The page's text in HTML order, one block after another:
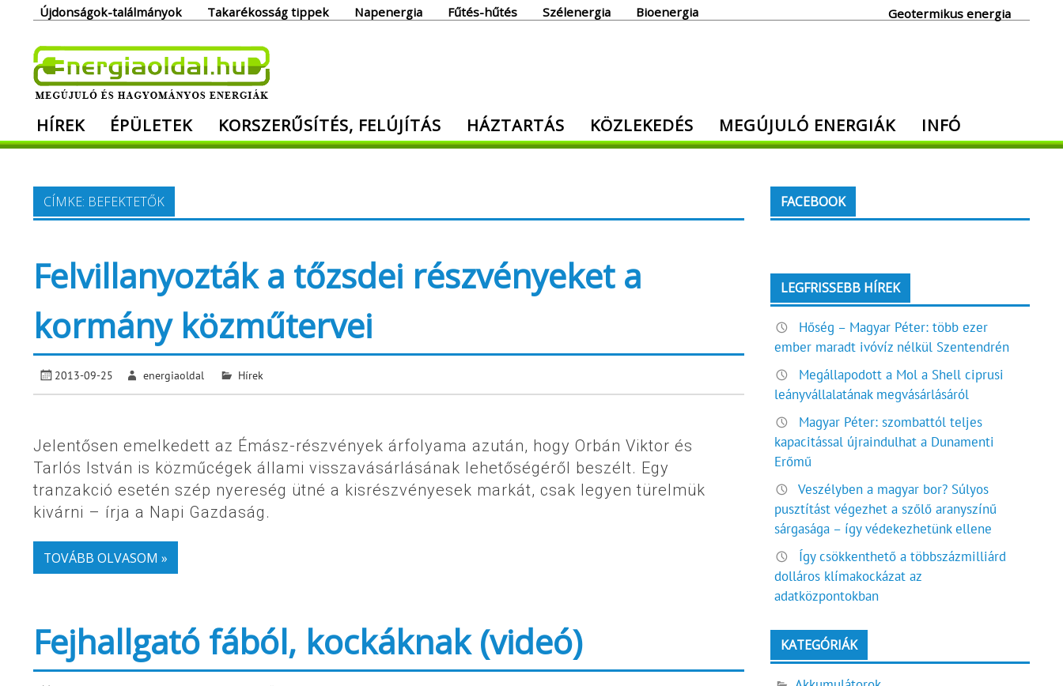
Újdonságok-találmányok Takarékosság tippek Napenergia Fűtés-hűtés Szélenergia Bioenergia Geotermikus energia
Megújuló és hagyományos energiák. Minden, ami energia!
HÍREK ÉPÜLETEK KORSZERŰSÍTÉS, FELÚJÍTÁS HÁZTARTÁS KÖZLEKEDÉS MEGÚJULÓ ENERGIÁK INFÓ
CÍMKE: BEFEKTETŐK
Felvillanyozták a tőzsdei részvényeket a
kormány közműtervei
2013-09-25 energiaoldal Hírek
Jelentősen emelkedett az Émász-részvények árfolyama azután, hogy Orbán Viktor és
Tarlós István is közműcégek állami visszavásárlásának lehetőségéről beszélt. Egy
tranzakció esetén szép nyereség ütné a kisrészvényesek markát, csak legyen türelmük
kivárni – írja a Napi Gazdaság.
TOVÁBB OLVASOM »
Fejhallgató fából, kockáknak (videó)
FACEBOOK
LEGFRISSEBB HÍREK
Hőség – Magyar Péter: több ezer
ember maradt ivóvíz nélkül Szentendrén
Megállapodott a Mol a Shell ciprusi
leányvállalatának megvásárlásáról
Magyar Péter: szombattól teljes
kapacitással újraindulhat a Dunamenti
Erőmű
Veszélyben a magyar bor? Súlyos
pusztítást végezhet a szőlő aranyszínű
sárgasága – így védekezhetünk ellene
Így csökkenthető a többszázmilliárd
dolláros klímakockázat az
adatközpontokban
KATEGÓRIÁK